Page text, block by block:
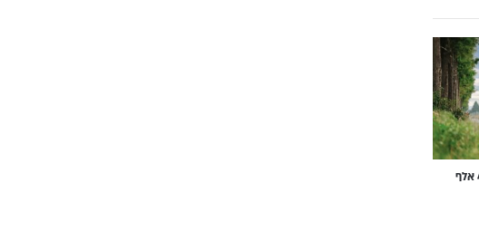
7 מקומות במחירים משתלמים: עד 40 אלף